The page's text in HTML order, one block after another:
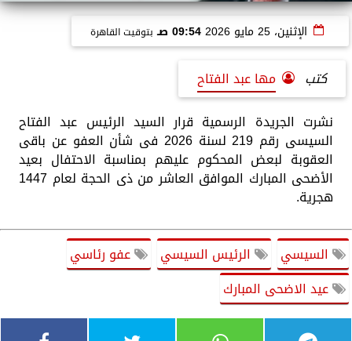
الإثنين، 25 مايو 2026 09:54 صـ بتوقيت القاهرة
كتب
مها عبد الفتاح
نشرت الجريدة الرسمية قرار السيد الرئيس عبد الفتاح
السيسى رقم 219 لسنة 2026 فى شأن العفو عن باقى
العقوبة لبعض المحكوم عليهم بمناسبة الاحتفال بعيد
الأضحى المبارك الموافق العاشر من ذى الحجة لعام 1447
هجرية.
السيسي الرئيس السيسي
عفو رئاسي
عيد الاضحى المبارك